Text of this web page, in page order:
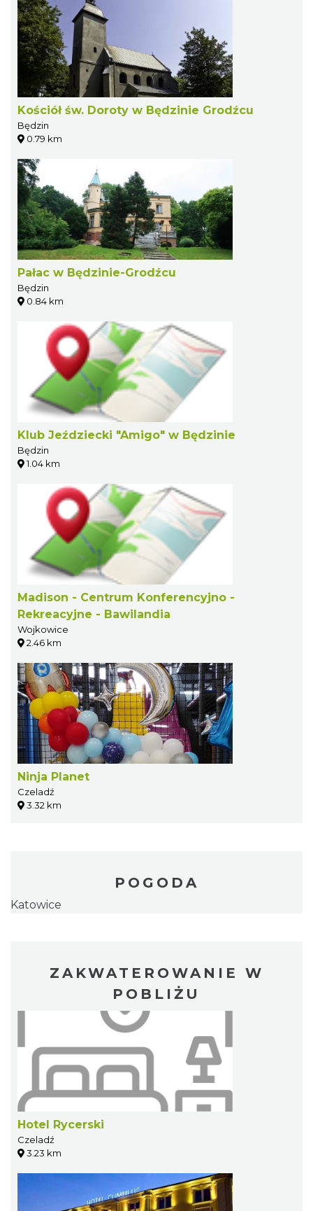
Kościół św. Doroty w Będzinie Grodźcu
Będzin
0.79 km
Pałac w Będzinie-Grodźcu
Będzin
0.84 km
Klub Jeździecki "Amigo" w Będzinie
Będzin
1.04 km
Madison - Centrum Konferencyjno -
Rekreacyjne - Bawilandia
Wojkowice
2.46 km
Ninja Planet
Czeladź
3.32 km
POGODA
Katowice
ZAKWATEROWANIE W
POBLIŻU
Hotel Rycerski
Czeladź
3.23 km